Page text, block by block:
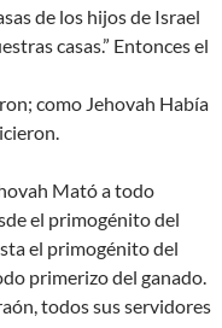
de los hijos de Israel
casas.” Entonces el
como Jehovah Había
Mató a todo
el primogénito del
el primogénito del
primerizo del ganado.
todos sus servidores